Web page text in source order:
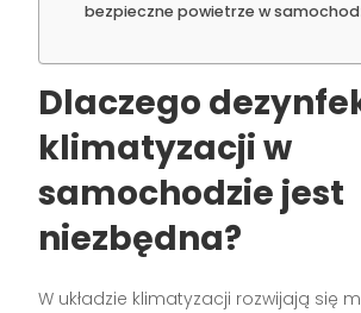
bezpieczne powietrze w
Dlaczego
klimatyzacji w
samochodzie jest
niezbędna?
W układzie klimatyzacji rozwijają się